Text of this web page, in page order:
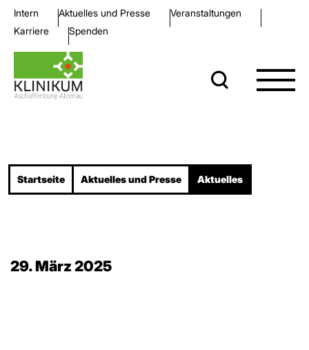
Intern Aktuelles und Presse
Veran­staltungen
Karriere
Spenden
Startseite Aktuelles und Presse Aktuelles
29. März 2025